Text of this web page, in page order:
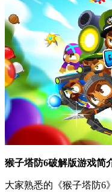
猴子塔防6破解版游戏简
大家熟悉的《猴子塔防6